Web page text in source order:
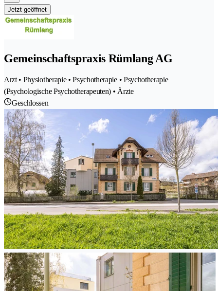
Jetzt geöffnet
Gemeinschaftspraxis Rümlang AG
Arzt • Physiotherapie • Psychotherapie • Psychotherapie
(Psychologische Psychotherapeuten) • Ärzte
Geschlossen